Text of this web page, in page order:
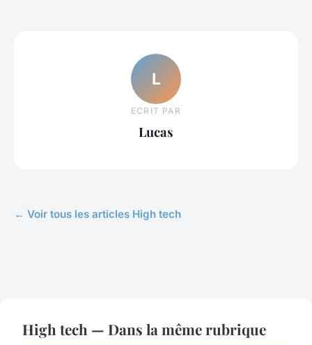
L
ECRIT PAR
Lucas
← Voir tous les articles High tech
High tech — Dans la même rubrique